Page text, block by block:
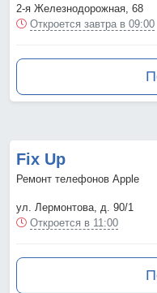
2-я Железнодорожная, 68
Откроется завтра в 09:00
Fix Up
Ремонт телефонов Apple
ул. Лермонтова, д. 90/1
Откроется в 11:00